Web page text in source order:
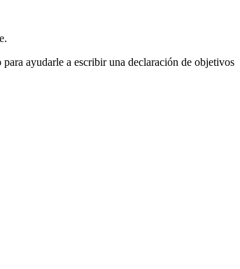
ayudarle a escribir una declaración de objetivos